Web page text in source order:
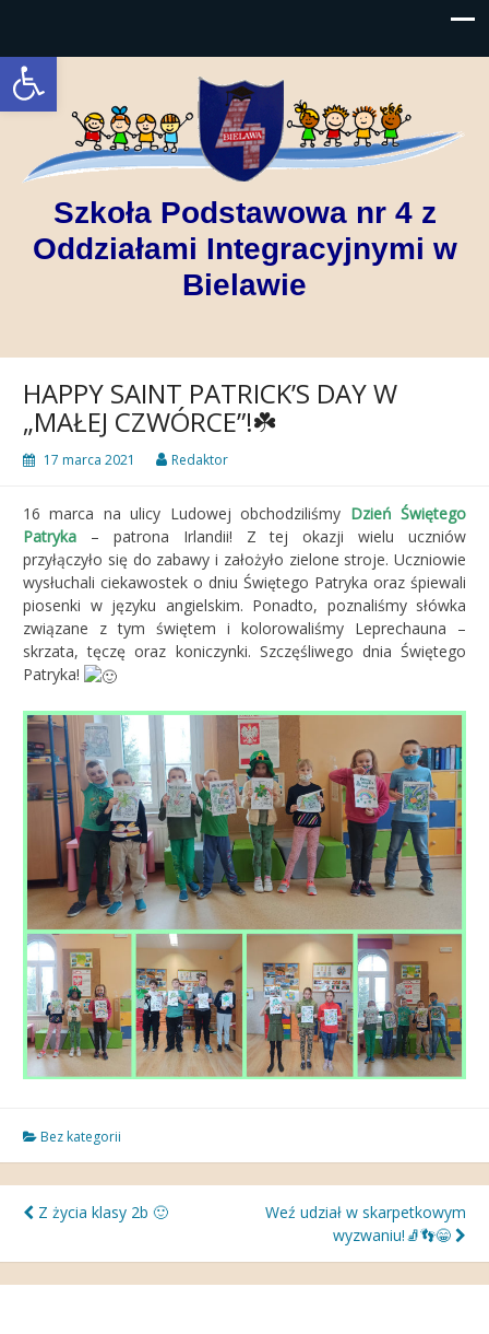
Open toolbar
Szkoła Podstawowa nr 4 z
Oddziałami Integracyjnymi w
Bielawie
HAPPY SAINT PATRICK’S DAY W
„MAŁEJ CZWÓRCE”!☘️
17 marca 2021 Redaktor
16 marca na ulicy Ludowej obchodziliśmy Dzień Świętego
Patryka – patrona Irlandii! Z tej okazji wielu uczniów
przyłączyło się do zabawy i założyło zielone stroje. Uczniowie
wysłuchali ciekawostek o dniu Świętego Patryka oraz śpiewali
piosenki w języku angielskim. Ponadto, poznaliśmy słówka
związane z tym świętem i kolorowaliśmy Leprechauna –
skrzata, tęczę oraz koniczynki. Szczęśliwego dnia Świętego
Patryka!
Bez kategorii
Nawigacja
wpisu
Z życia klasy 2b 🙂
Weź udział w skarpetkowym
wyzwaniu!🧦👣😁